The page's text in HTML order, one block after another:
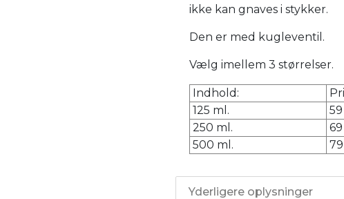
ikke kan gnaves i stykker.
Den er med kugleventil.
Vælg imellem 3 størrelser.
Indhold:
125 ml.
250 ml.
500 ml.
Yderligere oplysninger